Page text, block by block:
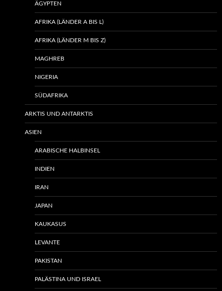
ÄGYPTEN
AFRIKA (LÄNDER A BIS L)
AFRIKA (LÄNDER M BIS Z)
MAGHREB
NIGERIA
SÜDAFRIKA
ARKTIS UND ANTARKTIS
ASIEN
ARABISCHE HALBINSEL
INDIEN
IRAN
JAPAN
KAUKASUS
LEVANTE
PAKISTAN
PALÄSTINA UND ISRAEL